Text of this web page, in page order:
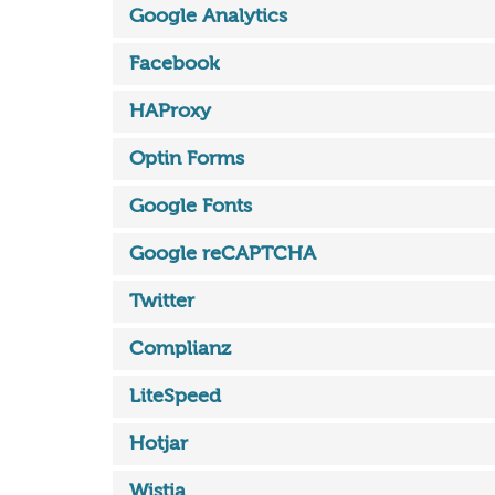
Google Analytics
Facebook
HAProxy
Optin Forms
Google Fonts
Google reCAPTCHA
Twitter
Complianz
LiteSpeed
Hotjar